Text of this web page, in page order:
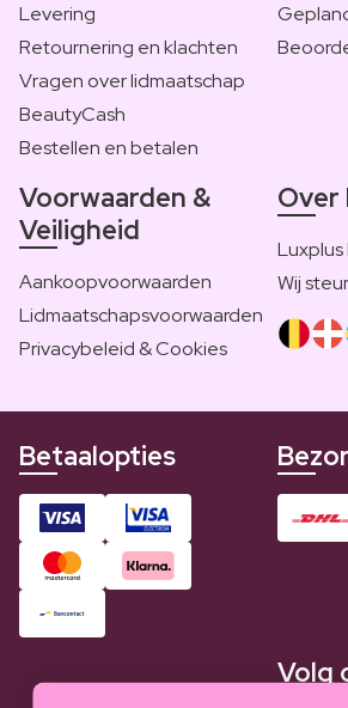
Levering
Retournering en klachten
Vragen over lidmaatschap
BeautyCash
Bestellen en betalen
Voorwaarden &
Veiligheid
Aankoopvoorwaarden
Lidmaatschapsvoorwaarden
Privacybeleid & Cookies
Over
Wij
Betaalopties
Volg